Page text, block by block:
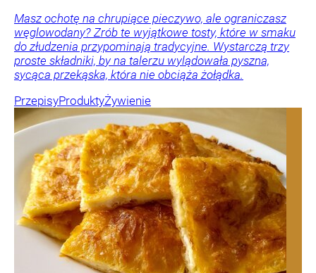
Masz ochotę na chrupiące pieczywo, ale ograniczasz
węglowodany? Zrób te wyjątkowe tosty, które w smaku
do złudzenia przypominają tradycyjne. Wystarczą trzy
proste składniki, by na talerzu wylądowała pyszna,
sycąca przekąska, która nie obciąża żołądka.
PrzepisyProduktyŻywienie